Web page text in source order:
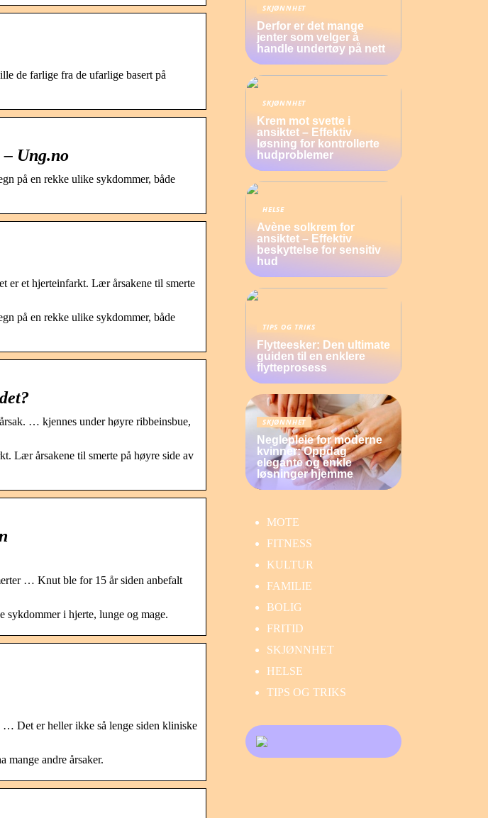
de farlige fra de ufarlige basert på
– Ung.no
på en rekke ulike sykdommer, både
er et hjerteinfarkt. Lær årsakene til smerte
på en rekke ulike sykdommer, både
… kjennes under høyre ribbeinsbue,
Lær årsakene til smerte på høyre side av
… Knut ble for 15 år siden anbefalt
sykdommer i hjerte, lunge og mage.
Det er heller ikke så lenge siden kliniske
mange andre årsaker.
SKJØNNHET
Derfor er det mange
jenter som velger å
handle undertøy på nett
SKJØNNHET
Krem mot svette i
ansiktet – Effektiv
løsning for kontrollerte
hudproblemer
HELSE
Avène solkrem for
ansiktet – Effektiv
beskyttelse for sensitiv
hud
TIPS OG TRIKS
Flytteesker: Den ultimate
guiden til en enklere
flytteprosess
SKJØNNHET
Neglepleie for moderne
kvinner: Oppdag
elegante og enkle
løsninger hjemme
MOTE
FITNESS
KULTUR
FAMILIE
BOLIG
FRITID
SKJØNNHET
HELSE
TIPS OG TRIKS